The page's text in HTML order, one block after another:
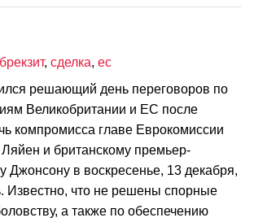
брекзит, сделка, ес
решающий день переговоров по
Великобритании и ЕС после
компромисса главе Еврокомиссии
и британскому премьер-
Джонсону в воскресенье, 13 декабря,
Известно, что не решены спорные
а также по обеспечению